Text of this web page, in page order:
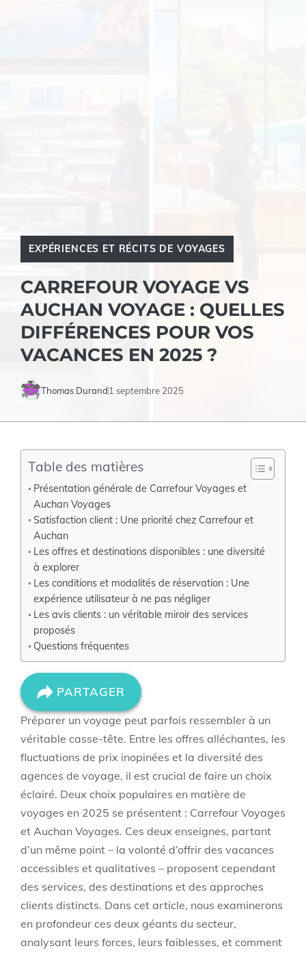
EXPÉRIENCES ET RÉCITS DE VOYAGES
CARREFOUR VOYAGE VS
AUCHAN VOYAGE : QUELLES
DIFFÉRENCES POUR VOS
VACANCES EN 2025 ?
Thomas Durand 1 septembre 2025
Table des matières
Présentation générale de Carrefour Voyages et
Auchan Voyages
Satisfaction client : Une priorité chez Carrefour et
Auchan
Les offres et destinations disponibles : une diversité
à explorer
Les conditions et modalités de réservation : Une
expérience utilisateur à ne pas négliger
Les avis clients : un véritable miroir des services
proposés
Questions fréquentes
PARTAGER
Préparer un voyage peut parfois ressembler à un
véritable casse-tête. Entre les offres alléchantes, les
fluctuations de prix inopinées et la diversité des
agences de voyage, il est crucial de faire un choix
éclairé. Deux choix populaires en matière de
voyages en 2025 se présentent : Carrefour Voyages
et Auchan Voyages. Ces deux enseignes, partant
d’un même point – la volonté d’offrir des vacances
accessibles et qualitatives – proposent cependant
des services, des destinations et des approches
clients distincts. Dans cet article, nous examinerons
en profondeur ces deux géants du secteur,
analysant leurs forces, leurs faiblesses, et comment